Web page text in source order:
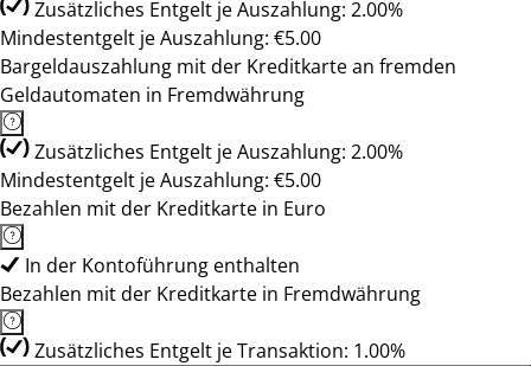
Zusätzliches Entgelt je Auszahlung: 2.00%
Mindestentgelt je Auszahlung: €5.00
Bargeldauszahlung mit der Kreditkarte an fremden
Geldautomaten in Fremdwährung
Zusätzliches Entgelt je Auszahlung: 2.00%
Mindestentgelt je Auszahlung: €5.00
Bezahlen mit der Kreditkarte in Euro
In der Kontoführung enthalten
Bezahlen mit der Kreditkarte in Fremdwährung
Zusätzliches Entgelt je Transaktion: 1.00%